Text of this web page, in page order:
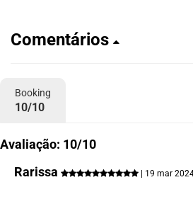
Comentários
Booking
10/10
Avaliação: 10/10
Rarissa
| 19 mar